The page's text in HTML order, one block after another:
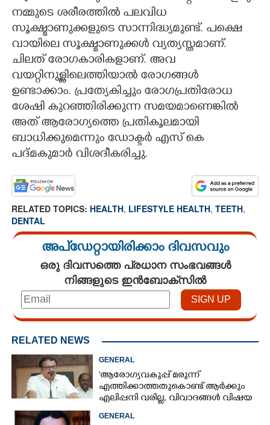
നമ്മുടെ ശരീരത്തിൽ പലവിധ
സൂക്ഷ്മാണുക്കളുടെ സാന്നിദ്ധ്യമുണ്ട്. പക്ഷെ
വായിലെ സൂക്ഷ്മാണുക്കൾ വ്യത്യസ്തമാണ്.
ചിലത് രോഗകാരികളാണ്. അവ
വയറ്റിനുള്ളിലെത്തിയാൽ രോഗങ്ങൾ
ഉണ്ടാക്കാം. പ്രത്യേകിച്ചും രോഗപ്രതിരോധ
ശേഷി കുറഞ്ഞിരിക്കുന്ന സമയമാണെങ്കിൽ
അത് ആരോഗ്യത്തെ പ്രതികൂലമായി
ബാധിക്കുമെന്നും ഡോക്ടർ എസ് കെ
പദ്മകുമാർ വിശദീകരിച്ചു.
RELATED TOPICS: HEALTH, LIFESTYLE HEALTH, TEETH,
DENTAL
അപ്ഡേറ്റായിരിക്കാം ദിവസവും
ഒരു ദിവസത്തെ പ്രധാന സംഭവങ്ങൾ
നിങ്ങളുടെ ഇൻബോക്സിൽ
RELATED NEWS
GENERAL
'ആരോഗ്യവകുപ്പ് മരുന്ന്
എത്തിക്കാത്തതുകൊണ്ട് ആർക്കും
എലിപ്പനി വരില്ല, വിവാദങ്ങൾ വിഷയ
GENERAL